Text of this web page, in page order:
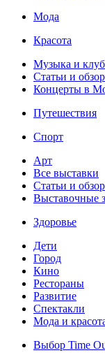
Мода
Красота
Музыка и
Статьи и
Концерты в
Путешествия
Спорт
Арт
Все выставки
Статьи и
Выставочные
Здоровье
Дети
Город
Кино
Рестораны
Развитие
Спектакли
Мода и
Выбор Time